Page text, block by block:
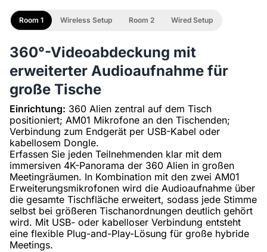
360°-Videoabdeckung mit
erweiterter Audioaufnahme für
große Tische
Einrichtung: 360 Alien zentral auf dem Tisch
positioniert; AM01 Mikrofone an den Tischenden;
Verbindung zum Endgerät per USB-Kabel oder
kabellosem Dongle.
Erfassen Sie jeden Teilnehmenden klar mit dem
immersiven 4K-Panorama der 360 Alien in großen
Meetingräumen. In Kombination mit den zwei AM01
Erweiterungsmikrofonen wird die Audioaufnahme über
die gesamte Tischfläche erweitert, sodass jede Stimme
selbst bei größeren Tischanordnungen deutlich gehört
wird. Mit USB- oder kabelloser Verbindung entsteht
eine flexible Plug-and-Play-Lösung für große hybride
Meetings.
Room 1 Wireless Setup Room 2 Wired Setup